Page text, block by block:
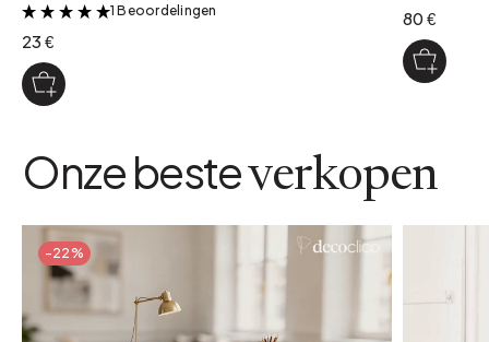
&
1 Beoordelingen
23 €
80 €
Onze besteverkopen
-22%